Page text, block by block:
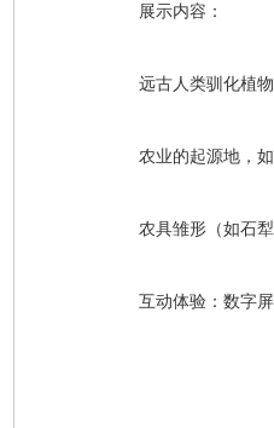
展示内容：
远古人类驯化植
农业的起源地，
农具雏形（如石
互动体验：数字